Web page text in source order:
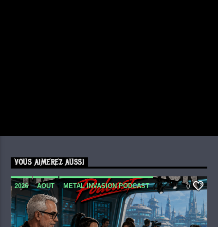
VOUS AIMEREZ AUSSI
2026 AOUT METAL INVASION PODCAST 0